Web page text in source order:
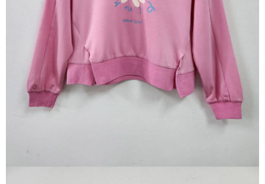
【注意事項】
１．透過由恩沛科技股份有限公司提供之「AFTEE先享後付」服務完成之交
易，需依本服務之必要範圍內提供個人資料，並將交易相關給付款項請求債
權轉讓予恩沛科技股份有限公司。
２．關於個人資料處理事宜，請瀏覽以下網址：
https://aftee.tw/terms/#terms3
３．未成年的使用者請事先徵得法定代理人或監護人之同意方可使用
「AFTEE先享後付」，若未經同意申辦者引起之損失，本公司不負相關責
４．使用「AFTEE先享後付」時，將依據個別帳號之用戶狀況，依本公司即
時審查核予不同之上限額度；若仍有額度不足之情形，本公司將視審查結果
恩沛科技股份有限公司將有權停止該用戶之使用額度並採取法律行動。